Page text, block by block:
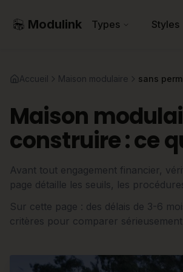
Modulink Types Styles
Accueil Maison modulaire sans
Maison
construire : ce
Avant tout engagement financier,
page détaille les seuils, les
Sur cette page : des délais de 3-6
critères pour comparer sérieusement